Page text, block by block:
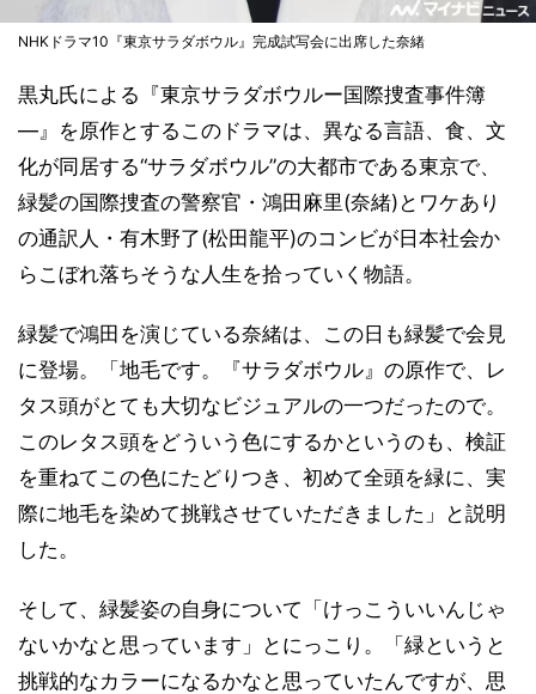
NHKドラマ10『東京サラダボウル』完成試写会に出席した奈緒
黒丸氏による『東京サラダボウルー国際捜査事件簿
―』を原作とするこのドラマは、異なる言語、食、文
化が同居する“サラダボウル”の大都市である東京で、
緑髪の国際捜査の警察官・鴻田麻里(奈緒)とワケあり
の通訳人・有木野了(松田龍平)のコンビが日本社会か
らこぼれ落ちそうな人生を拾っていく物語。
緑髪で鴻田を演じている奈緒は、この日も緑髪で会見
に登場。「地毛です。『サラダボウル』の原作で、レ
タス頭がとても大切なビジュアルの一つだったので。
このレタス頭をどういう色にするかというのも、検証
を重ねてこの色にたどりつき、初めて全頭を緑に、実
際に地毛を染めて挑戦させていただきました」と説明
した。
そして、緑髪姿の自身について「けっこういいんじゃ
ないかなと思っています」とにっこり。「緑というと
挑戦的なカラーになるかなと思っていたんですが、思